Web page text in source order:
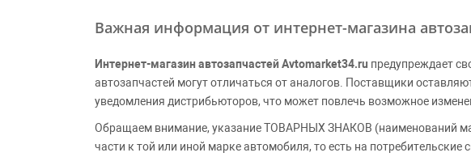
Важная информация от интернет-магазина
Интернет-магазин автозапчастей Avtomarket34.ru предупреждает
автозапчастей могут отличаться от аналогов. Поставщики
уведомления дистрибьюторов, что может повлечь возможное
Обращаем внимание, указание ТОВАРНЫХ ЗНАКОВ (наименований
части к той или иной марке автомобиля, то есть на